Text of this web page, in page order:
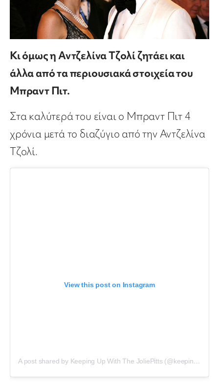
Κι όμως η Αντζελίνα Τζολί ζητάει και
άλλα από τα περιουσιακά στοιχεία του
Μπραντ Πιτ.
Στα καλύτερά του είναι ο Μπραντ Πιτ 4
χρόνια μετά το διαζύγιο από την Αντζελίνα
Τζολί.
View this post on Instagram
A post shared by Keeping Up With The JoliePitts (@keepingupwiththepitts)